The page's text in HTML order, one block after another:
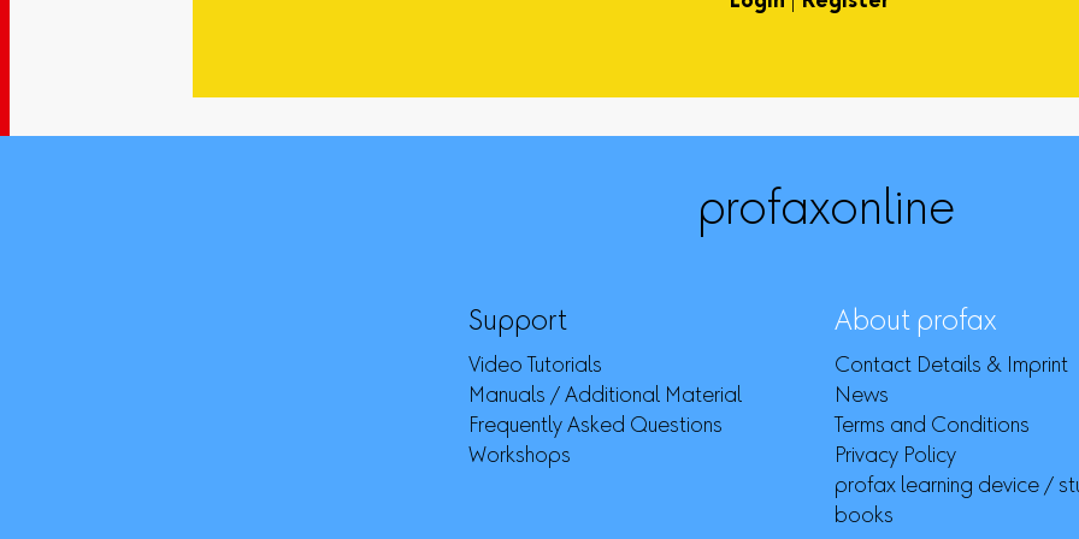
profaxonline
Support
Video Tutorials
Manuals / Additional Material
Frequently Asked Questions
Workshops
About profax
Contact Details & Imprint
News
Terms and Conditions
Privacy Policy
profax learning device /
books